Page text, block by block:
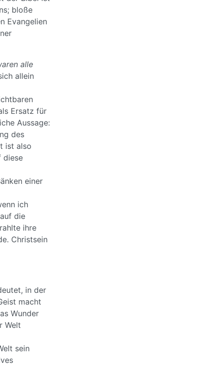
bloße
Evangelien
alle
allein
Ersatz für
Aussage:
des
ist also
diese
einer
ich
die
ihre
Christsein
in der
macht
Wunder
Welt
sein